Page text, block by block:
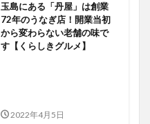
玉島にある「丹屋」は創業
72年のうなぎ店！開業当初
から変わらない老舗の味で
す【くらしきグルメ】
2022年4月5日